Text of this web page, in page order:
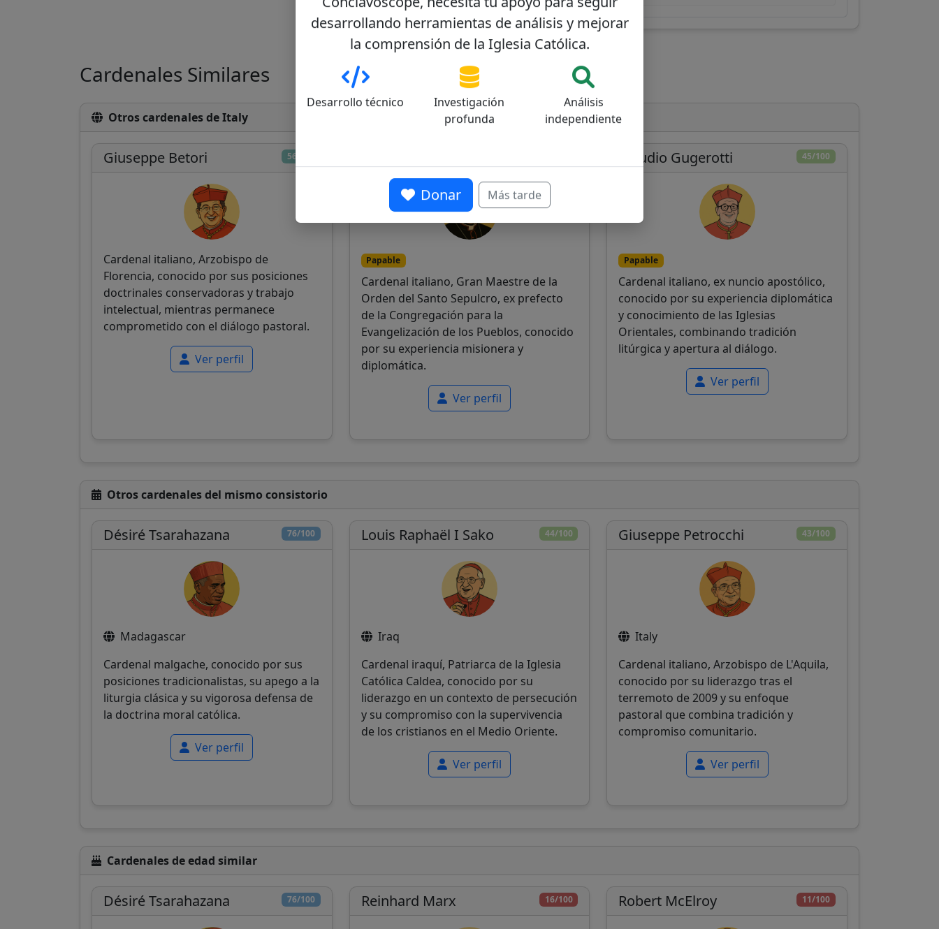
Cardenales Similares
Otros cardenales de Italy
56/100
Giuseppe Betori
Cardenal italiano, Arzobispo de
Florencia, conocido por sus posiciones
doctrinales conservadoras y trabajo
intelectual, mientras permanece
comprometido con el diálogo pastoral.
Ver perfil
Papable
Cardenal italiano, Gran Maestre de la
Orden del Santo Sepulcro, ex prefecto
de la Congregación para la
Evangelización de los Pueblos, conocido
por su experiencia misionera y
diplomática.
Ver perfil
45/100
Claudio Gugerotti
Papable
Cardenal italiano, ex nuncio apostólico,
conocido por su experiencia diplomática
y conocimiento de las Iglesias
Orientales, combinando tradición
litúrgica y apertura al diálogo.
Ver perfil
Otros cardenales del mismo consistorio
76/100
Désiré Tsarahazana
Madagascar
Cardenal malgache, conocido por sus
posiciones tradicionalistas, su apego a la
liturgia clásica y su vigorosa defensa de
la doctrina moral católica.
Ver perfil
44/100
Louis Raphaël I Sako
Iraq
Cardenal iraquí, Patriarca de la Iglesia
Católica Caldea, conocido por su
liderazgo en un contexto de persecución
y su compromiso con la supervivencia
de los cristianos en el Medio Oriente.
Ver perfil
43/100
Giuseppe Petrocchi
Italy
Cardenal italiano, Arzobispo de L'Aquila,
conocido por su liderazgo tras el
terremoto de 2009 y su enfoque
pastoral que combina tradición y
compromiso comunitario.
Ver perfil
Cardenales de edad similar
76/100
Désiré Tsarahazana 16/100
Reinhard Marx 11/100
Robert McElroy
Conclavoscope, necesita tu apoyo para seguir
desarrollando herramientas de análisis y mejorar
la comprensión de la Iglesia Católica.
Desarrollo técnico
Investigación
profunda
Análisis
independiente
Donar Más tarde